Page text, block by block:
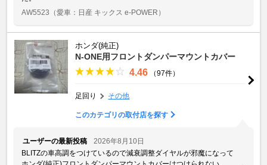
AW5523 （愛車：日産 キックス e-POWER）
ホンダ(純正)
N-ONE用フロントダンパーマウントカバー
4.46 （97件）
足回り その他
このカテゴリの取付店を探す
ユーザーの最新投稿
2026年8月10日
BLITZの車高調をつけているので減衰調整ダイヤルが邪魔になって